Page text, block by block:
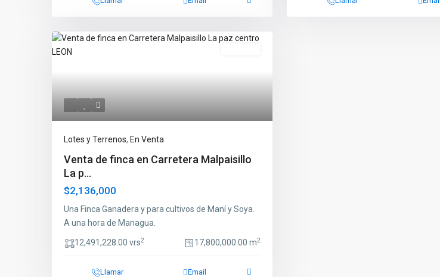
Lotes y Terrenos, En Venta
Venta de finca en Carretera Malpaisillo
La p...
$2,136,000
Una Finca Ganadera y para cultivos de Maní y Soya.
A una hora de Managua.
12,491,228.00 vrs2 17,800,000.00 m2
Llamar Email